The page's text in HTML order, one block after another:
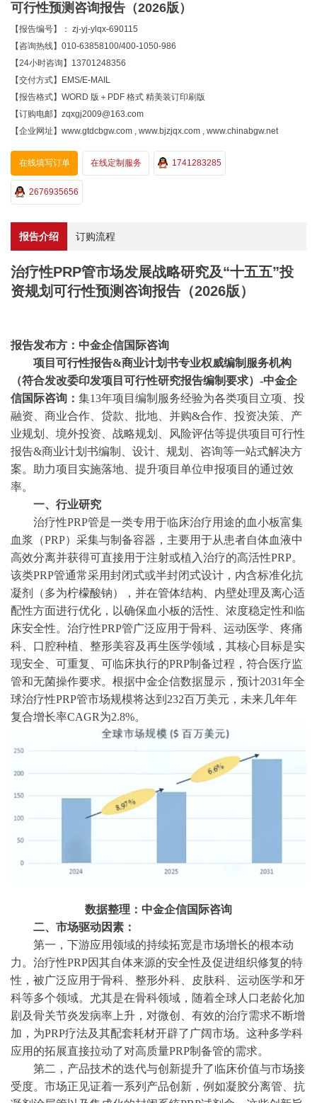
可行性预测咨询报告（2026版）
【报告编号】： zj-yj-ylqx-690115
【咨询热线】010-63858100/400-1050-986
【24小时咨询】13701248356
【交付方式】EMS/E-MAIL
【报告格式】WORD 版＋PDF 格式 精美装订印刷版
【订购电邮】zqxgj2009@163.com
【企业网址】www.gtdcbgw.com , www.bjzjqx.com , www.chinabgw.net
在线填写订单 在线定制服务 1741283285
2676935656
报告介绍 订购流程
治疗性PRP管市场发展战略研究及“十五五”投
资规划可行性预测咨询报告（2026版）
报告发布方：中金企信国际咨询
项目可行性报告&商业计划书专业权威编制服务机构
（符合发改委印发项目可行性研究报告编制要求）-中金企
信国际咨询： 集13年项目编制服务经验为各类项目立项、投
融资、商业合作、贷款、批地、并购&合作、投资决策、产
业规划、境外投资、战略规划、风险评估等提供项目可行性
报告&商业计划书编制、设计、规划、咨询等一站式解决方
案。助力项目实施落地、提升项目单位申报项目的通过效
率。
一、行业研究
治疗性PRP管是一类专用于临床治疗用途的血小板富集
血浆（PRP）采集与制备容器，主要用于从患者自体血液中
高效分离并获得可直接用于注射或植入治疗的高活性PRP。
该类PRP管通常采用封闭式或半封闭式设计，内含标准化抗
凝剂（多为柠檬酸钠），并在管体结构、内壁处理及离心适
配性方面进行优化，以确保血小板的活性、浓度稳定性和临
床安全性。治疗性PRP管广泛应用于骨科、运动医学、疼痛
科、口腔种植、整形美容及再生医学领域，其核心目标是实
现安全、可重复、可临床执行的PRP制备过程，符合医疗监
管和无菌操作要求。根据中金企信数据显示，预计2031年全
球治疗性PRP管市场规模将达到232百万美元，未来几年年
复合增长率CAGR为2.8%。
数据整理：中金企信国际咨询
二、 市场驱动因素：
第一，下游应用领域的持续拓宽是市场增长的根本动
力。治疗性PRP因其自体来源的安全性及促进组织修复的特
性，被广泛应用于骨科、整形外科、皮肤科、运动医学和牙
科等多个领域。尤其是在骨科领域，随着全球人口老龄化加
剧及骨关节炎发病率上升，对微创、有效的治疗需求不断增
加，为PRP疗法及其配套耗材开辟了广阔市场。这种多学科
应用的拓展直接拉动了对高质量PRP制备管的需求。
第二，产品技术的迭代与创新提升了临床价值与市场接
受度。市场正见证着一系列产品创新，例如凝胶分离管、抗